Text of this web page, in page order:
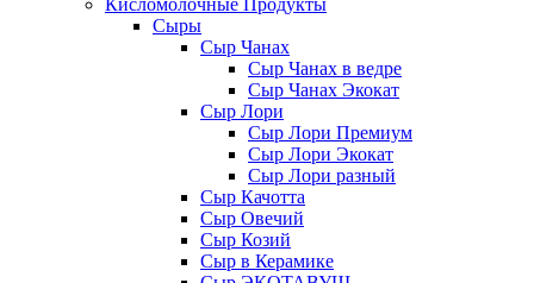
Кисломолочные Продукты
Сыры
Сыр Чанах
Сыр Чанах в ведре
Сыр Чанах Экокат
Сыр Лори
Сыр Лори Премиум
Сыр Лори Экокат
Сыр Лори разный
Сыр Качотта
Сыр Овечий
Сыр Козий
Сыр в Керамике